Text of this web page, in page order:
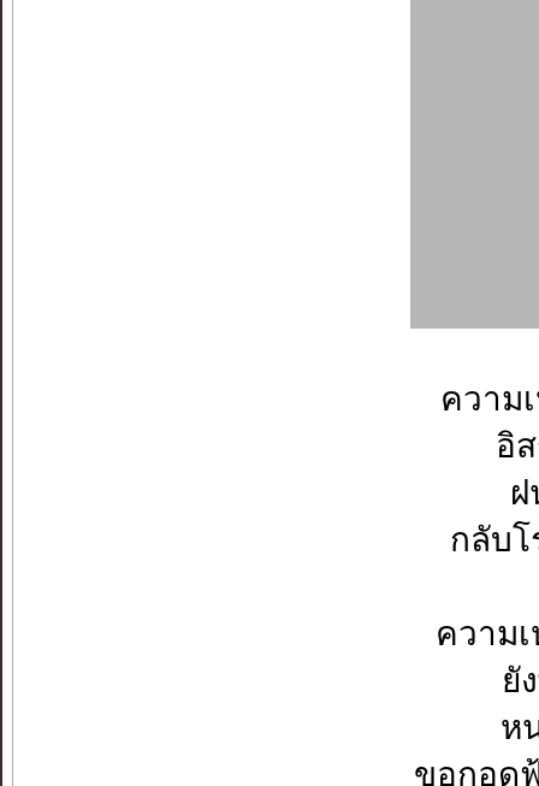
ความ
อิ
กลับ
ความ
ยั
ห
ขอกอด